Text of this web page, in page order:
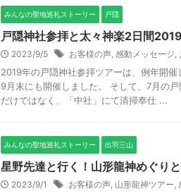
みんなの聖地巡礼ストーリー 戸隠
戸隠神社参拝と太々神楽2日間
2023/9/5 お客様の声, 感動メッセージ,
2019年の戸隠神社参拝ツアーは、例年開
9月末にも開催しました。 そして、7月の
だけではなく、「中社」にて清掃奉仕 ...
みんなの聖地巡礼ストーリー 出羽三山
星野先達と行く！山形龍神めぐり
2023/9/1 お客様の声, 山形龍神ツアー,